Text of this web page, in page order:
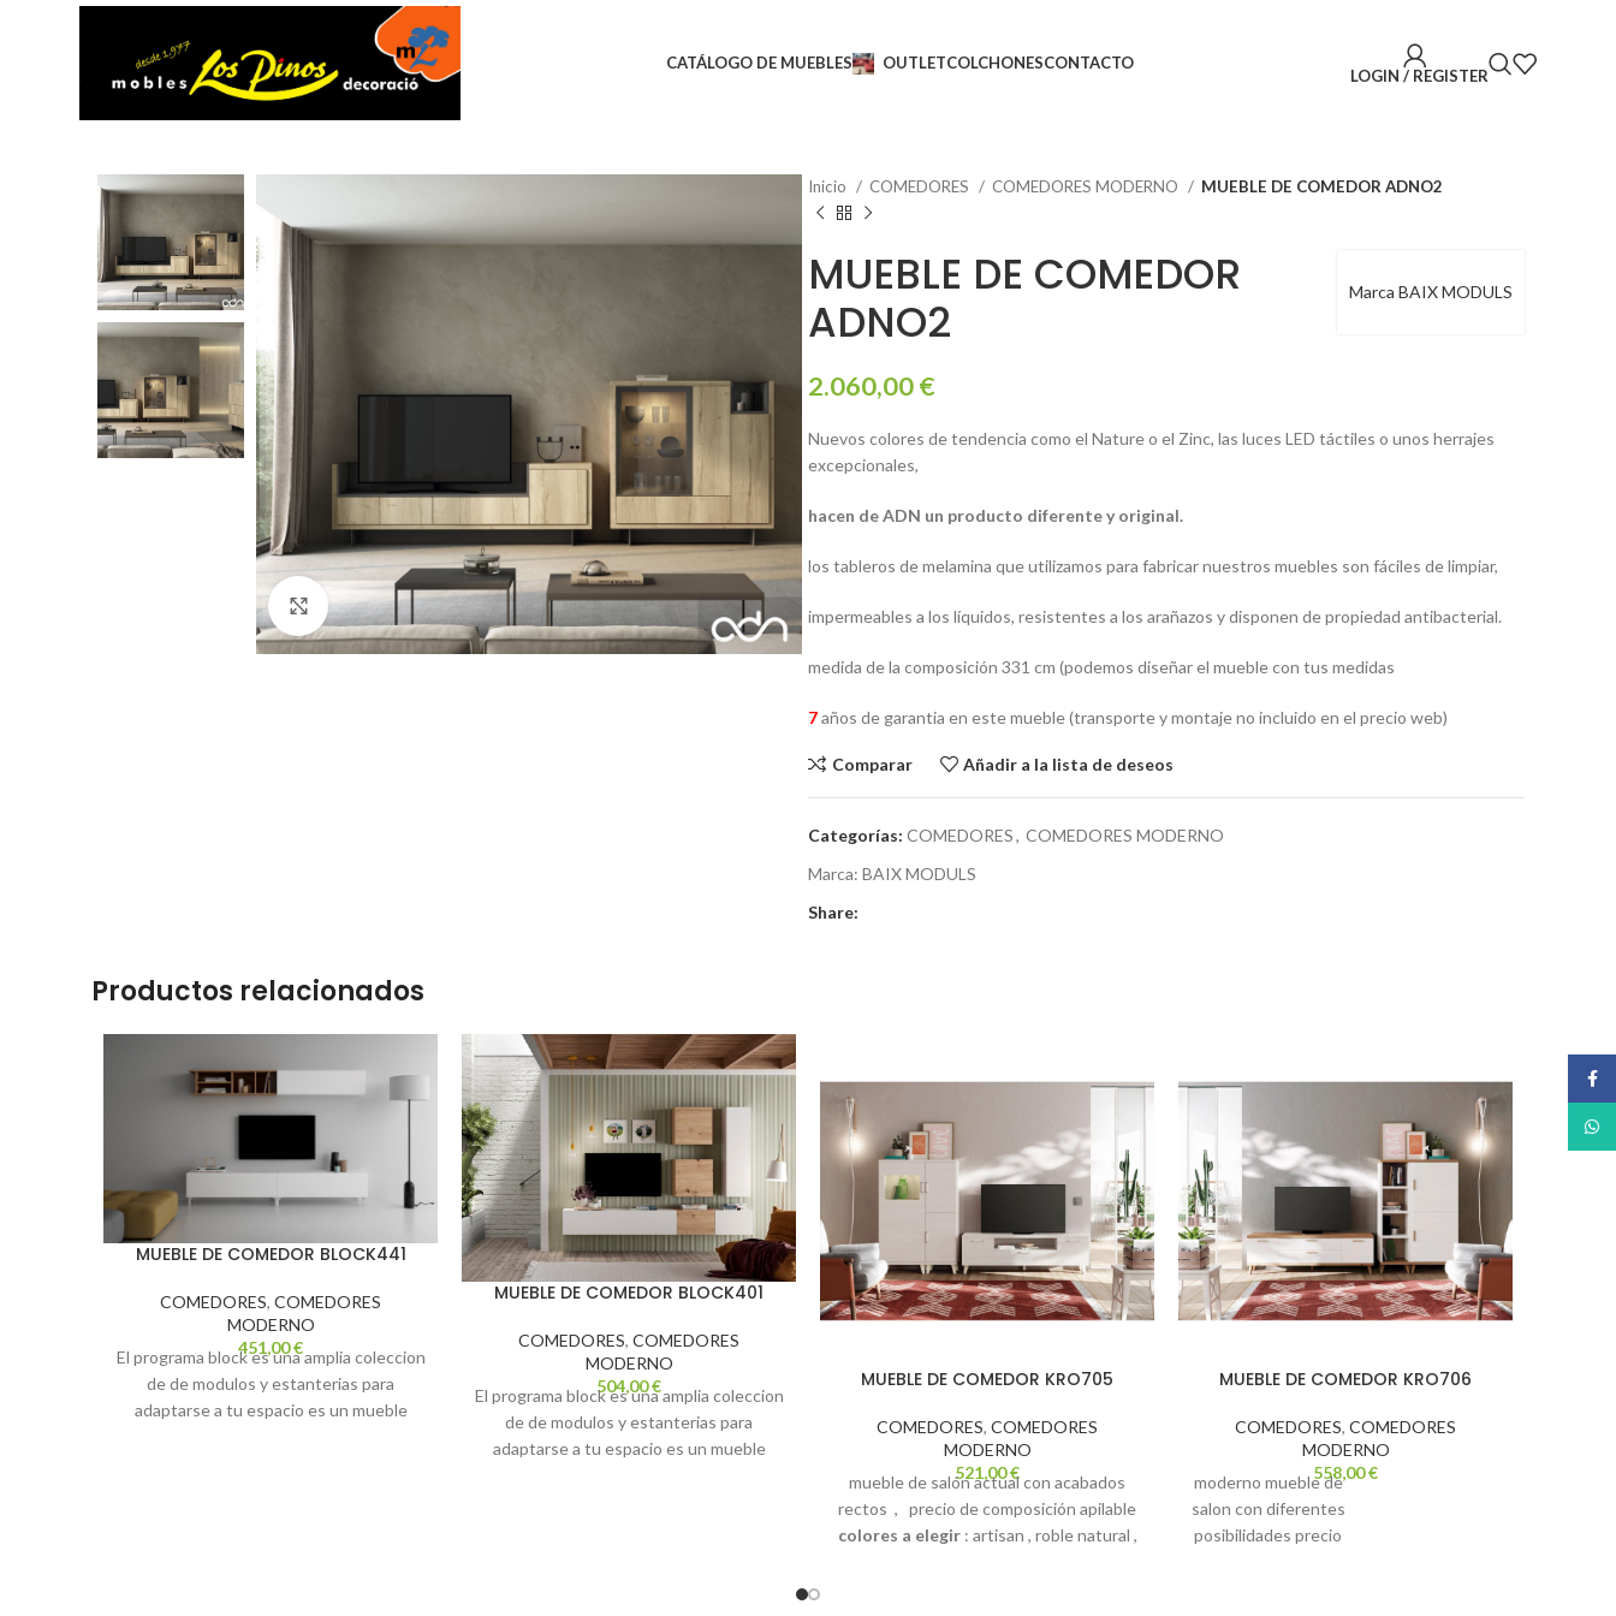
CATÁLOGO DE MUEBLES OUTLETCOLCHONESCONTACTO
LOGIN / REGISTER
Click to enlarge
Inicio COMEDORES COMEDORES MODERNO MUEBLE DE COMEDOR ADNO2
Marca BAIX MODULS
MUEBLE DE COMEDOR
ADNO2
2.060,00€
Nuevos colores de tendencia como el Nature o el Zinc, las luces LED táctiles o unos herrajes
excepcionales,
hacen de ADN un producto diferente y original.
los tableros de melamina que utilizamos para fabricar nuestros muebles son fáciles de limpiar,
impermeables a los líquidos, resistentes a los arañazos y disponen de propiedad antibacterial.
medida de la composición 331 cm (podemos diseñar el mueble con tus medidas
7años de garantia en este mueble (transporte y montaje no incluido en el precio web)
Comparar Añadir a la lista de deseos
Categorías: COMEDORES, COMEDORES MODERNO
Marca: BAIX MODULS
Share:
Productos relacionados
MUEBLE DE COMEDOR BLOCK441
COMEDORES, COMEDORES
MODERNO
451,00€
El programa block es una amplia coleccion
de de modulos y estanterias para
adaptarse a tu espacio es un mueble
MUEBLE DE COMEDOR BLOCK401
COMEDORES, COMEDORES
MODERNO
504,00€
El programa block es una amplia coleccion
de de modulos y estanterias para
adaptarse a tu espacio es un mueble
MUEBLE DE COMEDOR KRO705
COMEDORES, COMEDORES
MODERNO
521,00€
mueble de salón actual con acabados
rectos , precio de composición apilable
colores a elegir: artisan , roble natural ,
MUEBLE DE COMEDOR KRO706
COMEDORES, COMEDORES
MODERNO
558,00€
moderno mueble de
salon con diferentes
posibilidades precio